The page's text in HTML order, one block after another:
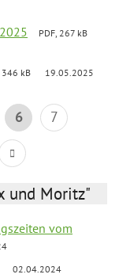
PDF, 267 kB
346 kB 19.05.2025
6
7
und Moritz"
vom
02.04.2024